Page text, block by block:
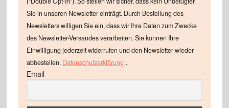
Sie in unseren Newsletter einträgt. Durch Bestellung des
Newsletters willigen Sie ein, dass wir Ihre Daten zum Zwecke
des Newsletter-Versandes verarbeiten. Sie können Ihre
Einwilligung jederzeit widerrufen und den Newsletter wieder
abbestellen. Datenschutzerklärung .
Email